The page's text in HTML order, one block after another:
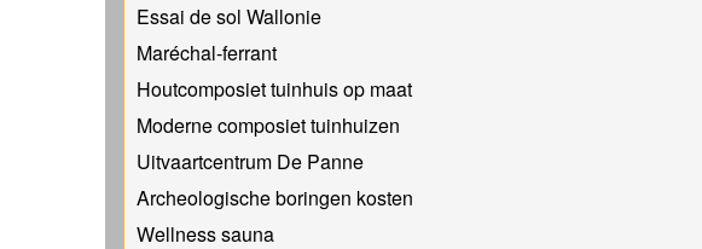
Essai de sol Wallonie
Maréchal-ferrant
Houtcomposiet tuinhuis op maat
Moderne composiet tuinhuizen
Uitvaartcentrum De Panne
Archeologische boringen kosten
Wellness sauna